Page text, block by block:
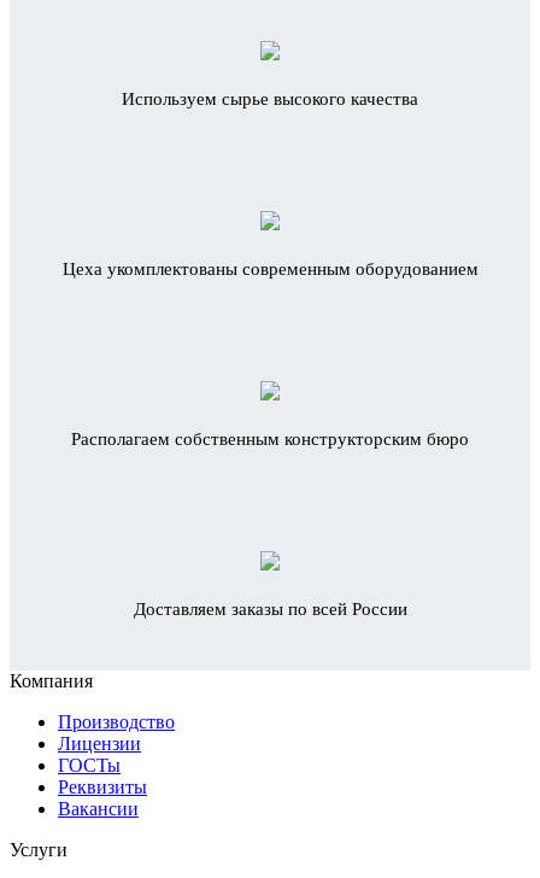
Используем сырье высокого качества
Цеха укомплектованы современным оборудованием
Располагаем собственным конструкторским бюро
Доставляем заказы по всей России
Компания
Производство
Лицензии
ГОСТы
Реквизиты
Вакансии
Услуги